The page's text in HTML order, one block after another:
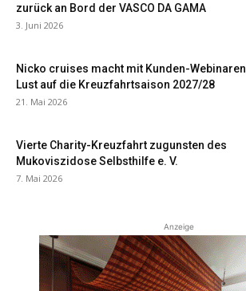
zurück an Bord der VASCO DA GAMA
3. Juni 2026
Nicko cruises macht mit Kunden-Webinaren
Lust auf die Kreuzfahrtsaison 2027/28
21. Mai 2026
Vierte Charity-Kreuzfahrt zugunsten des
Mukoviszidose Selbsthilfe e. V.
7. Mai 2026
Anzeige